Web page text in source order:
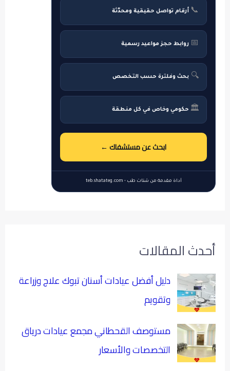
📞 أرقام تواصل حقيقية ومحدّثة
📅 روابط حجز مواعيد رسمية
🔍 بحث وفلترة حسب التخصص
🏛 حكومي وخاص في كل منطقة
ابحث عن مستشفاك ←
أداة مقدمة من شتات طب • teb.shatateg.com
أحدث المقالات
دليل أفضل عيادات أسنان تبوك علاج وزراعة
وتقويم
مستوصف القحطاني مجمع عيادات درياق
التخصصات والأسعار